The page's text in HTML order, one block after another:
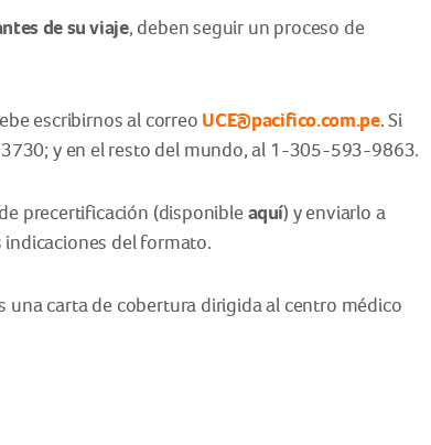
de su viaje, deben seguir un proceso de
escribirnos al correo UCE@pacifico.com.pe. Si
y en el resto del mundo, al 1-305-593-9863.
precertificación (disponibleaquí) y enviarlo a
indicaciones del formato.
una carta de cobertura dirigida al centro médico